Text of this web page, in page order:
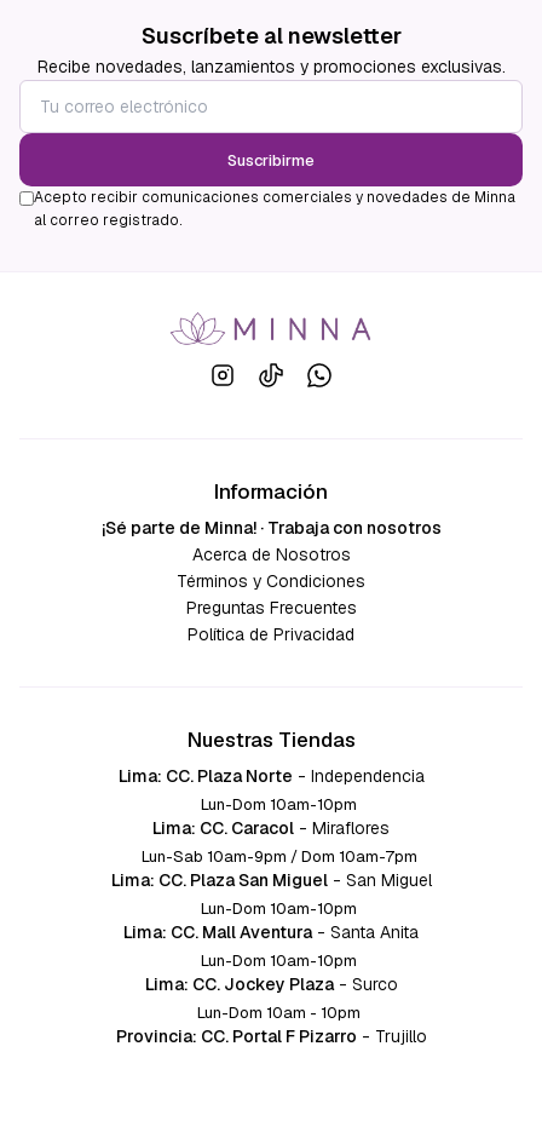
Suscríbete al newsletter
Recibe novedades, lanzamientos y promociones exclusivas.
Suscribirme
Acepto recibir comunicaciones comerciales y novedades de Minna
al correo registrado.
Información
¡Sé parte de Minna! · Trabaja con nosotros
Acerca de Nosotros
Términos y Condiciones
Preguntas Frecuentes
Política de Privacidad
Nuestras Tiendas
Lima: CC. Plaza Norte - Independencia
Lun-Dom 10am-10pm
Lima: CC. Caracol - Miraflores
Lun-Sab 10am-9pm / Dom 10am-7pm
Lima: CC. Plaza San Miguel - San Miguel
Lun-Dom 10am-10pm
Lima: CC. Mall Aventura - Santa Anita
Lun-Dom 10am-10pm
Lima: CC. Jockey Plaza - Surco
Lun-Dom 10am - 10pm
Provincia: CC. Portal F Pizarro - Trujillo